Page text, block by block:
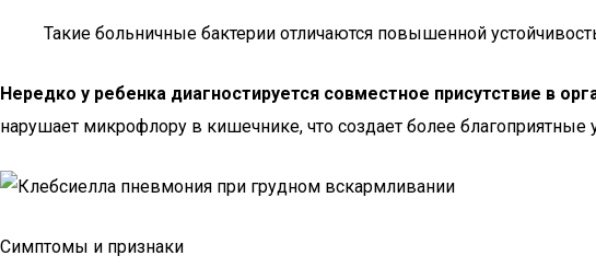
Такие больничные бактерии отличаются повышенной
Нередко у ребенка диагностируется совместное присутствие в
нарушает микрофлору в кишечнике, что создает более
Симптомы и признаки